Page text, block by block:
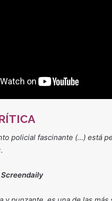
policial fascinante (…) está